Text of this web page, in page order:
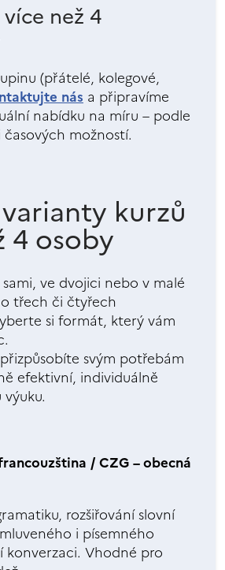
než 4
(přátelé, kolegové,
nás a připravíme
nabídku na míru – podle
možností.
kurzů
4 osoby
ve dvojici nebo v malé
třech či čtyřech
si formát, který vám
svým potřebám
efektivní, individuálně
/ CZG – obecná
rozšiřování slovní
i písemného
konverzaci. Vhodné pro